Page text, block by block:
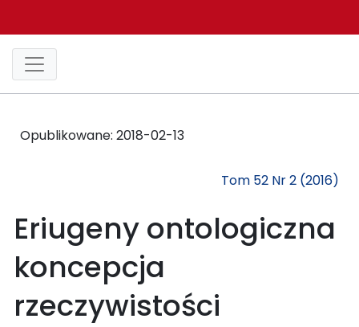
Opublikowane: 2018-02-13
Tom 52 Nr 2 (2016)
Eriugeny ontologiczna
koncepcja
rzeczywistości